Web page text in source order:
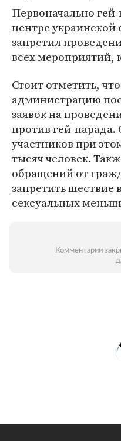
Первоначально
центре
запретил
всех мероприятий,
Стоит отметить,
администрацию
заявок на
против гей-парада.
участников при
тысяч человек.
обращений от
запретить шествие
сексуальных
Комментарии